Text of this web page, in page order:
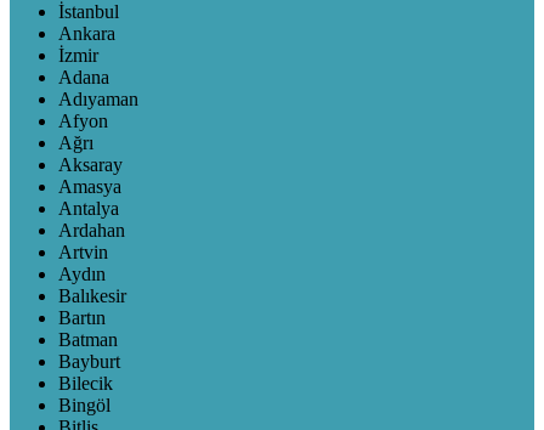
İstanbul
Ankara
İzmir
Adana
Adıyaman
Afyon
Ağrı
Aksaray
Amasya
Antalya
Ardahan
Artvin
Aydın
Balıkesir
Bartın
Batman
Bayburt
Bilecik
Bingöl